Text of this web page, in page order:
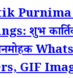
Purnima
शुभ
GIF